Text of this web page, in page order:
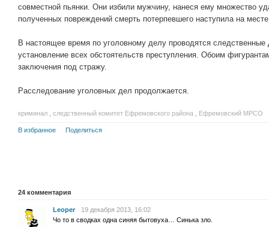
совместной пьянки. Они избили мужчину, нанеся ему множество
полученных повреждений смерть потерпевшего наступила на
В настоящее время по уголовному делу проводятся следственные
установление всех обстоятельств преступления. Обоим
заключения под стражу.
Расследование уголовных дел продолжается.
криминал следственный комитет Ефремовского района Ефремовский МРСО
В избранное Поделиться
24 комментария
Leoper
19 декабря 2013, 16:02
Чо то в сводках одна синяя бытовуха… Синька зло.